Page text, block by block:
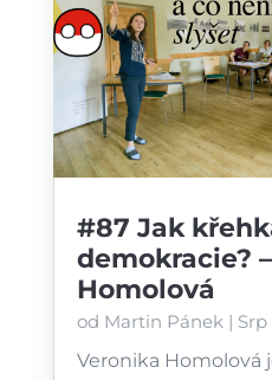
#87 Jak
demokracie?
Homolová
od Martin Pánek| Srp
Veronika Homolová